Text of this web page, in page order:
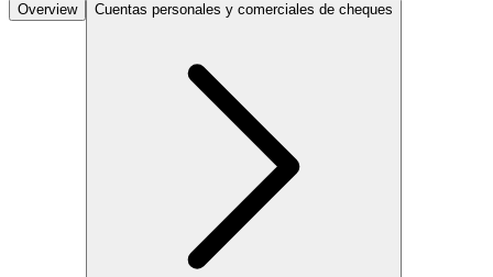
Overview Cuentas personales y comerciales de cheques